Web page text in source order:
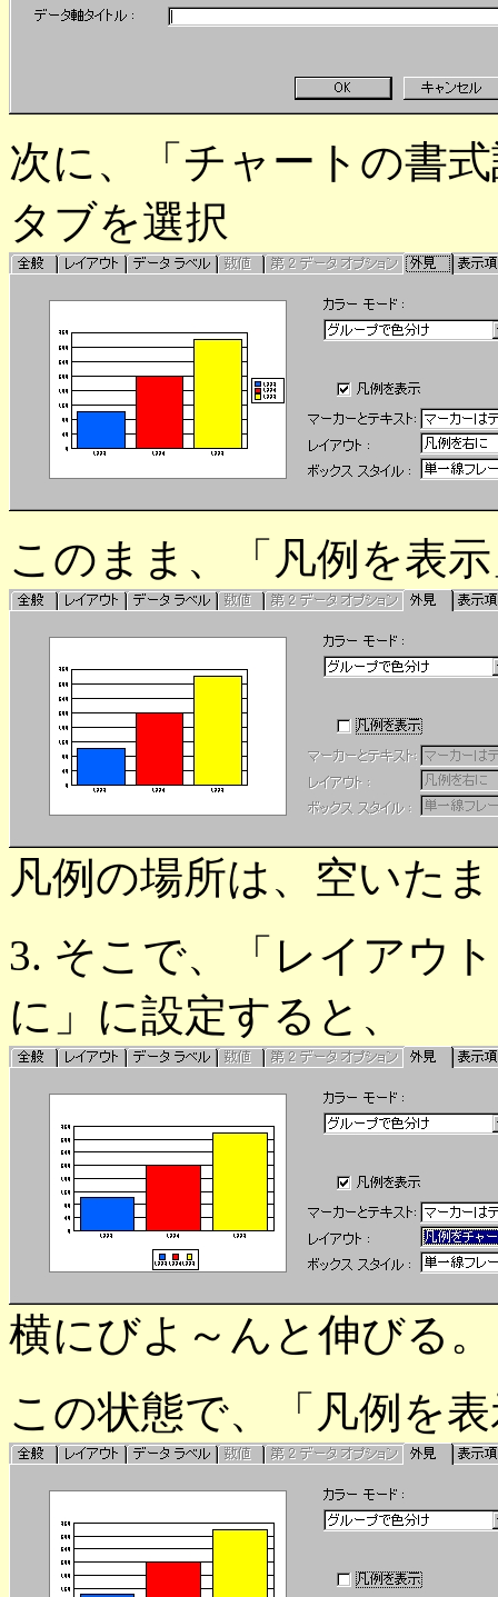
次に、「チャートの書
タブを選択
このまま、「凡例を表
凡例の場所は、空いた
3. そこで、「レイアウ
に」に設定すると、
横にびよ～んと伸びる。
この状態で、「凡例を